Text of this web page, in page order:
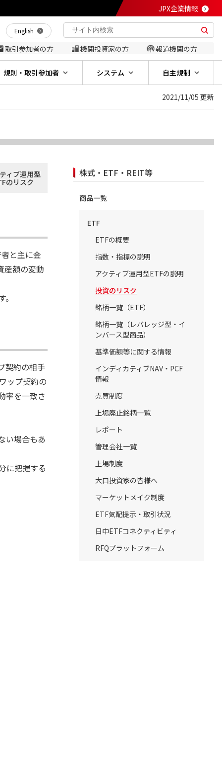
JPX企業情報
規則・取引参加者 システム 自主規制
取引参加者の方 機関投資家の方 報道機関の方
English
2021/11/05 更新
ィブ運用型
のリスク
と主に金
産額の変動
契約の相手
ップ契約の
率を一致さ
い場合もあ
に把握する
株式・ETF・REIT等
商品一覧
ETF
ETFの概要
指数・指標の説明
アクティブ運用型ETFの説明
投資のリスク
銘柄一覧（ETF）
銘柄一覧（レバレッジ型・イ
ンバース型商品）
基準価額等に関する情報
インディカティブNAV・PCF
情報
売買制度
上場廃止銘柄一覧
レポート
管理会社一覧
上場制度
大口投資家の皆様へ
マーケットメイク制度
ETF気配提示・取引状況
日中ETFコネクティビティ
RFQプラットフォーム